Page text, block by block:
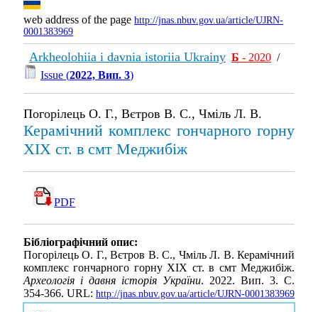
web address of the page http://jnas.nbuv.gov.ua/article/UJRN-
0001383969
Arkheolohiia i davnia istoriia Ukrainy Б - 2020 /
Issue (2022, Вип. 3)
Погорілець О. Г., Вєтров В. С., Чміль Л. В.
Керамічний комплекс гончарного горну
ХІХ ст. в смт Меджибіж
PDF
Бібліографічний опис:
Погорілець О. Г., Вєтров В. С., Чміль Л. В. Керамічний
комплекс гончарного горну ХІХ ст. в смт Меджибіж.
Археологія і давня історія України. 2022. Вип. 3. С.
354-366. URL: http://jnas.nbuv.gov.ua/article/UJRN-0001383969